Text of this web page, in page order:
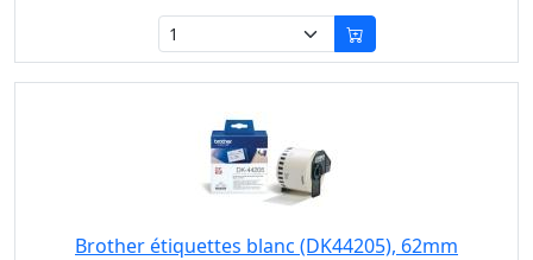
Brother étiquettes blanc (DK44205), 62mm